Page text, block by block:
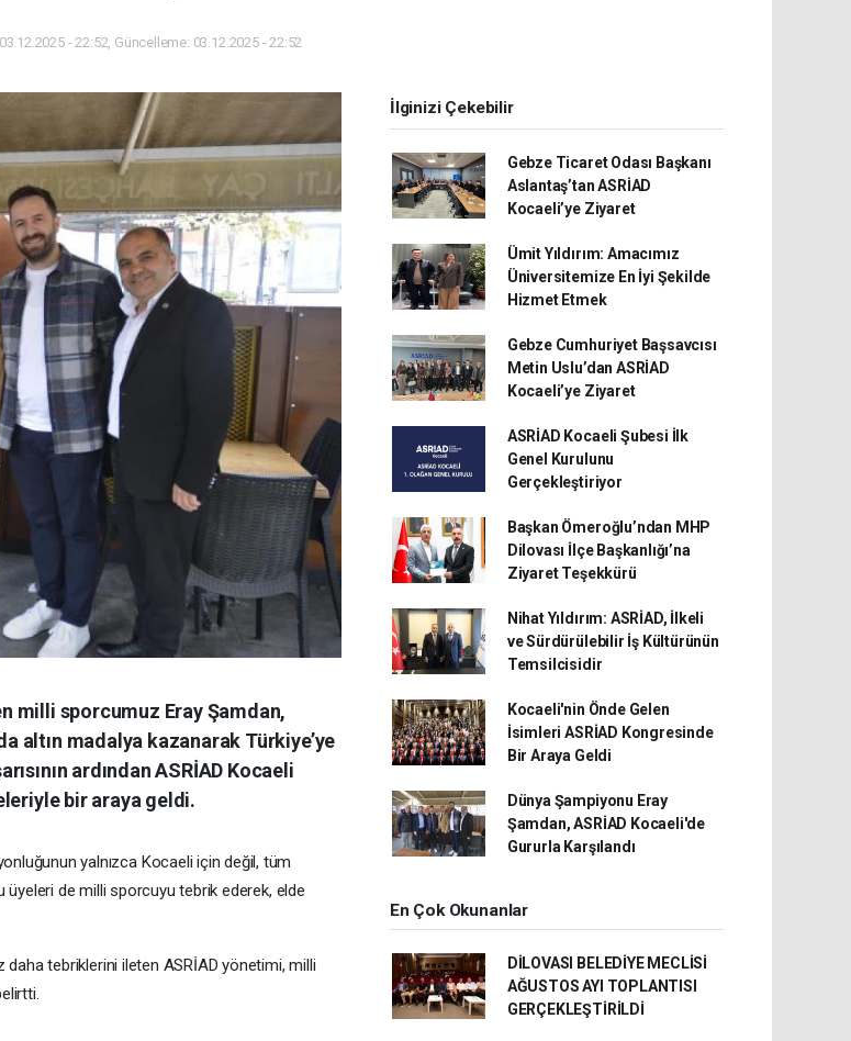
03.12.2025 - 22:52, Güncelleme: 03.12.2025 - 22:52
milli sporcumuz Eray Şamdan,
altın madalya kazanarak Türkiye’ye
ardından ASRİAD Kocaeli
bir araya geldi.
yalnızca Kocaeli için değil, tüm
üyeleri de milli sporcuyu tebrik ederek, elde
daha tebriklerini ileten ASRİAD yönetimi, milli
İlginizi Çekebilir
Gebze Ticaret Odası Başkanı
Aslantaş’tan ASRİAD
Kocaeli’ye Ziyaret
Ümit Yıldırım: Amacımız
Üniversitemize En İyi Şekilde
Hizmet Etmek
Gebze Cumhuriyet Başsavcısı
Metin Uslu’dan ASRİAD
Kocaeli’ye Ziyaret
ASRİAD Kocaeli Şubesi İlk
Genel Kurulunu
Gerçekleştiriyor
Başkan Ömeroğlu’ndan MHP
Dilovası İlçe Başkanlığı’na
Ziyaret Teşekkürü
Nihat Yıldırım: ASRİAD, İlkeli
ve Sürdürülebilir İş Kültürünün
Temsilcisidir
Kocaeli'nin Önde Gelen
İsimleri ASRİAD Kongresinde
Bir Araya Geldi
Dünya Şampiyonu Eray
Şamdan, ASRİAD Kocaeli'de
Gururla Karşılandı
En Çok Okunanlar
DİLOVASI BELEDİYE MECLİSİ
AĞUSTOS AYI TOPLANTISI
GERÇEKLEŞTİRİLDİ